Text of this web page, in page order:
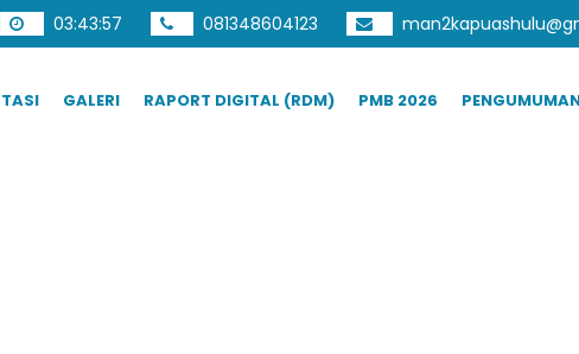
03:43:58 081348604123
GALERI RAPORT DIGITAL (RDM) PMB 2026